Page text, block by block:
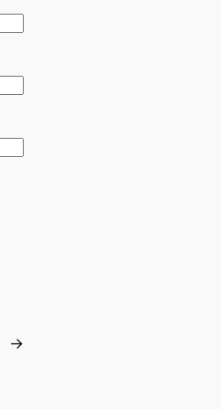
→